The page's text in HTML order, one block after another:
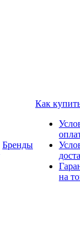
Бренды
Как
на